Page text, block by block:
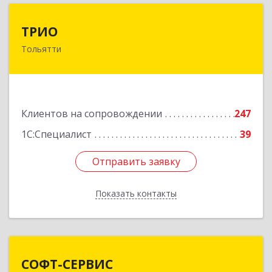
ТРИО
Тольятти
Клиентов на сопровождении
247
1С:Специалист
39
Отправить заявку
Показать контакты
Отправить заявку
Назад
СОФТ-СЕРВИС